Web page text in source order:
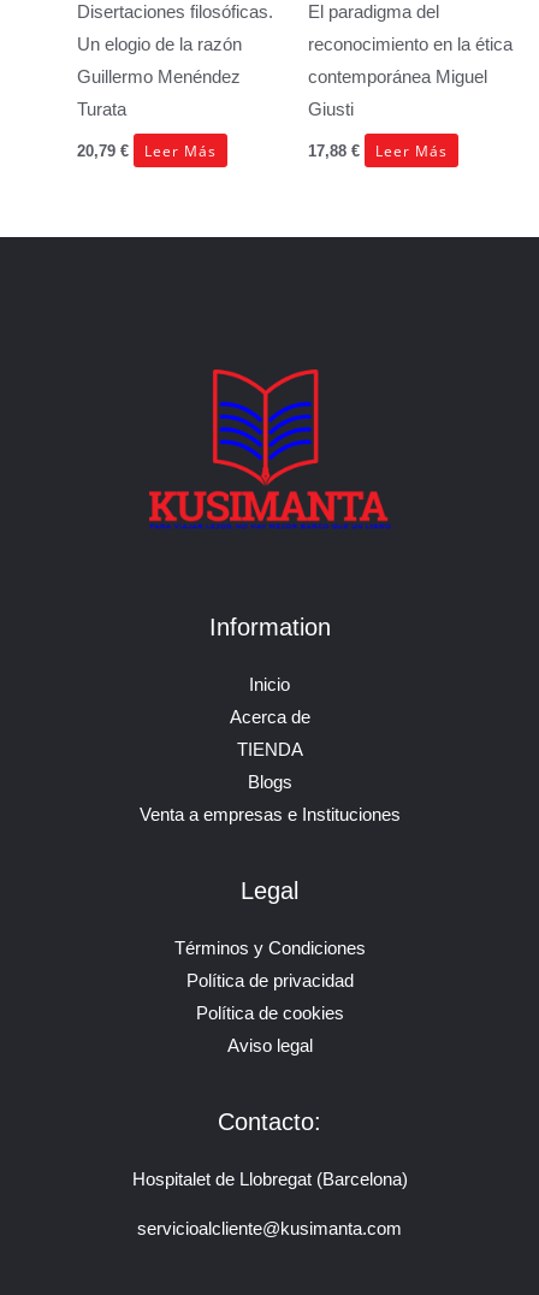
Disertaciones filosóficas.
Un elogio de la razón
Guillermo Menéndez
Turata
20,79 € Leer Más
El paradigma del
reconocimiento en la ética
contemporánea Miguel
Giusti
17,88 € Leer Más
Information
Inicio
Acerca de
TIENDA
Blogs
Venta a empresas e Instituciones
Legal
Términos y Condiciones
Política de privacidad
Política de cookies
Aviso legal
Contacto:
Hospitalet de Llobregat (Barcelona)
servicioalcliente@kusimanta.com